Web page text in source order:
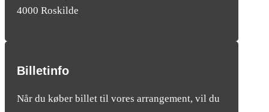
4000 Roskilde
Billetinfo
Når du køber billet til vores arrangement, vil du